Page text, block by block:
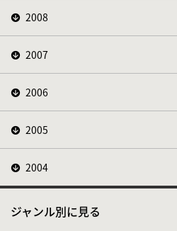
2008
2007
2006
2005
2004
ジャンル別に見る